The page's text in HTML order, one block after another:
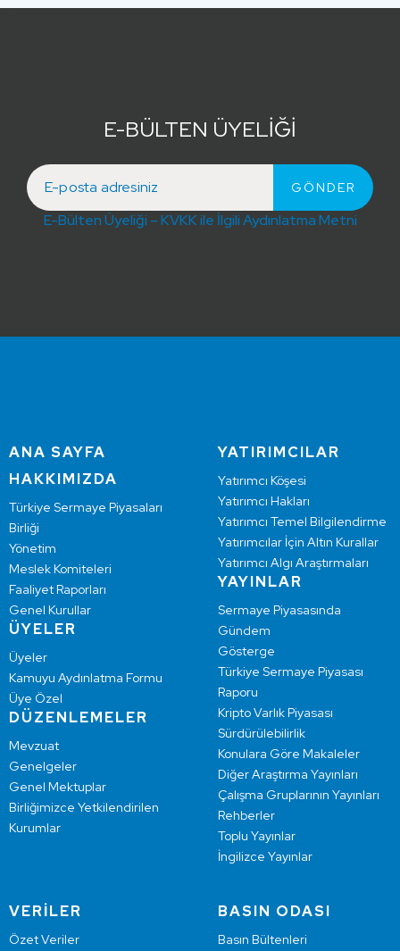
E-BÜLTEN ÜYELİĞİ
E-Bülten Üyeliği – KVKK ile İlgili Aydınlatma Metni
ANA SAYFA
HAKKIMIZDA
Türkiye Sermaye Piyasaları
Birliği
Yönetim
Meslek Komiteleri
Faaliyet Raporları
Genel Kurullar
ÜYELER
Üyeler
Kamuyu Aydınlatma Formu
Üye Özel
DÜZENLEMELER
Mevzuat
Genelgeler
Genel Mektuplar
Birliğimizce Yetkilendirilen
Kurumlar
YATIRIMCILAR
Yatırımcı Köşesi
Yatırımcı Hakları
Yatırımcı Temel Bilgilendirme
Yatırımcılar İçin Altın Kurallar
Yatırımcı Algı Araştırmaları
YAYINLAR
Sermaye Piyasasında
Gündem
Gösterge
Türkiye Sermaye Piyasası
Raporu
Kripto Varlık Piyasası
Sürdürülebilirlik
Konulara Göre Makaleler
Diğer Araştırma Yayınları
Çalışma Gruplarının Yayınları
Rehberler
Toplu Yayınlar
İngilizce Yayınlar
VERİLER
Özet Veriler
BASIN ODASI
Basın Bültenleri